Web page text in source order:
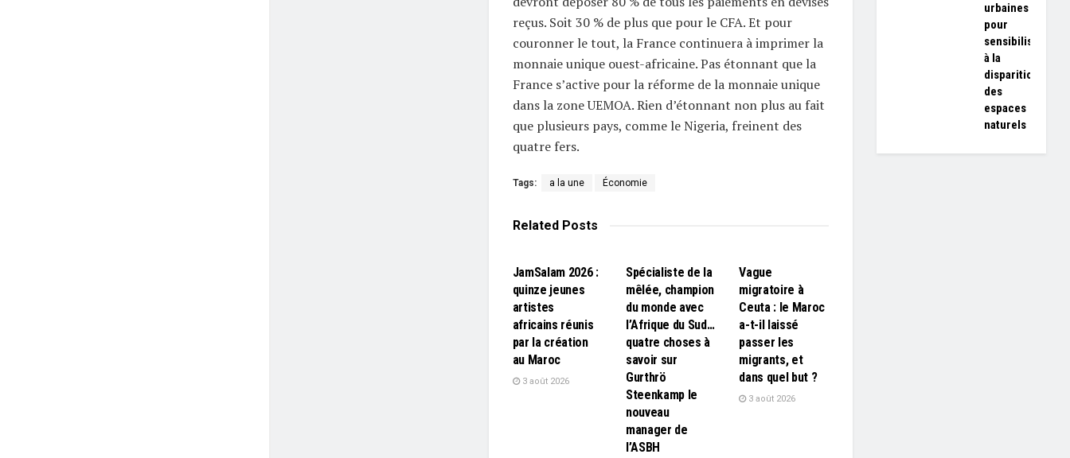
reçus. Soit 30 % de plus que pour le CFA. Et pour
couronner le tout, la France continuera à imprimer la
monnaie unique ouest-africaine. Pas étonnant que la
France s’active pour la réforme de la monnaie unique
dans la zone UEMOA. Rien d’étonnant non plus au fait
que plusieurs pays, comme le Nigeria, freinent des
quatre fers.
Tags: a la une Économie
Related Posts
JamSalam 2026 :
quinze jeunes
artistes
africains réunis
par la création
au Maroc
3 août 2026
Spécialiste de la
mêlée, champion
du monde avec
l’Afrique du Sud…
quatre choses à
savoir sur
Gurthrö
Steenkamp le
nouveau
manager de
l’ASBH
Vague
migratoire à
Ceuta : le Maroc
a-t-il laissé
passer les
migrants, et
dans quel but ?
3 août 2026
urbaines
pour
sensibiliser
à la
disparition
des
espaces
naturels